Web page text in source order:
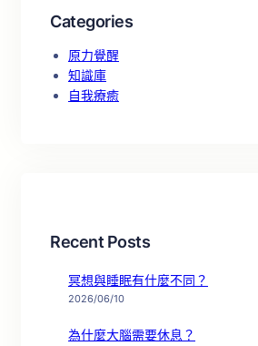
Categories
原力覺醒
知識庫
自我療癒
Recent Posts
冥想與睡眠有什麼不同？
2026/06/10
為什麼大腦需要休息？